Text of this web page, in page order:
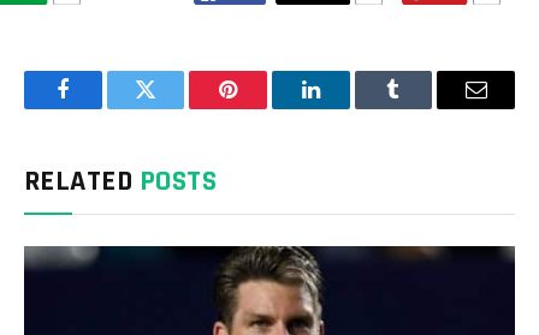
FacebookTwitter Pinterest LinkedInTumblr Email
RELATED POSTS